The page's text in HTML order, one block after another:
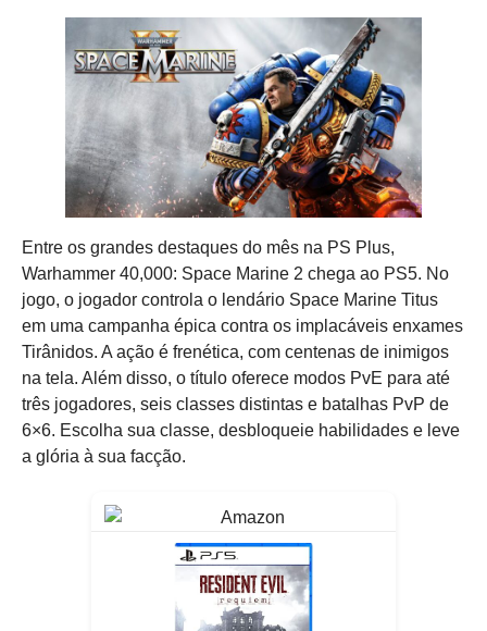
Entre os grandes destaques do mês na PS Plus,
Warhammer 40,000: Space Marine 2 chega ao PS5. No
jogo, o jogador controla o lendário Space Marine Titus
em uma campanha épica contra os implacáveis enxames
Tirânidos. A ação é frenética, com centenas de inimigos
na tela. Além disso, o título oferece modos PvE para até
três jogadores, seis classes distintas e batalhas PvP de
6×6. Escolha sua classe, desbloqueie habilidades e leve
a glória à sua facção.